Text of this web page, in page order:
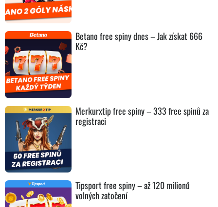
Betano free spiny dnes – Jak získat 666
Kč?
Merkurxtip free spiny – 333 free spinů za
registraci
Tipsport free spiny – až 120 milionů
volných zatočení